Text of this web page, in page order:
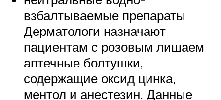
взбалтываемые препараты
Дерматологи назначают
пациентам с розовым лишаем
аптечные болтушки,
содержащие оксид цинка,
ментол и анестезин. Данные